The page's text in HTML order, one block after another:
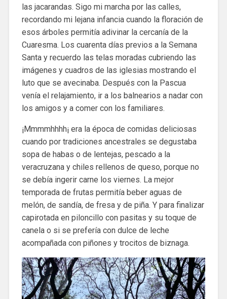
las jacarandas. Sigo mi marcha por las calles,
recordando mi lejana infancia cuando la floración de
esos árboles permitía adivinar la cercanía de la
Cuaresma. Los cuarenta días previos a la Semana
Santa y recuerdo las telas moradas cubriendo las
imágenes y cuadros de las iglesias mostrando el
luto que se avecinaba. Después con la Pascua
venía el relajamiento, ir a los balnearios a nadar con
los amigos y a comer con los familiares.
¡Mmmmhhhh¡ era la época de comidas deliciosas
cuando por tradiciones ancestrales se degustaba
sopa de habas o de lentejas, pescado a la
veracruzana y chiles rellenos de queso, porque no
se debía ingerir carne los viernes. La mejor
temporada de frutas permitía beber aguas de
melón, de sandía, de fresa y de piña. Y para finalizar
capirotada en piloncillo con pasitas y su toque de
canela o si se prefería con dulce de leche
acompañada con piñones y trocitos de biznaga.